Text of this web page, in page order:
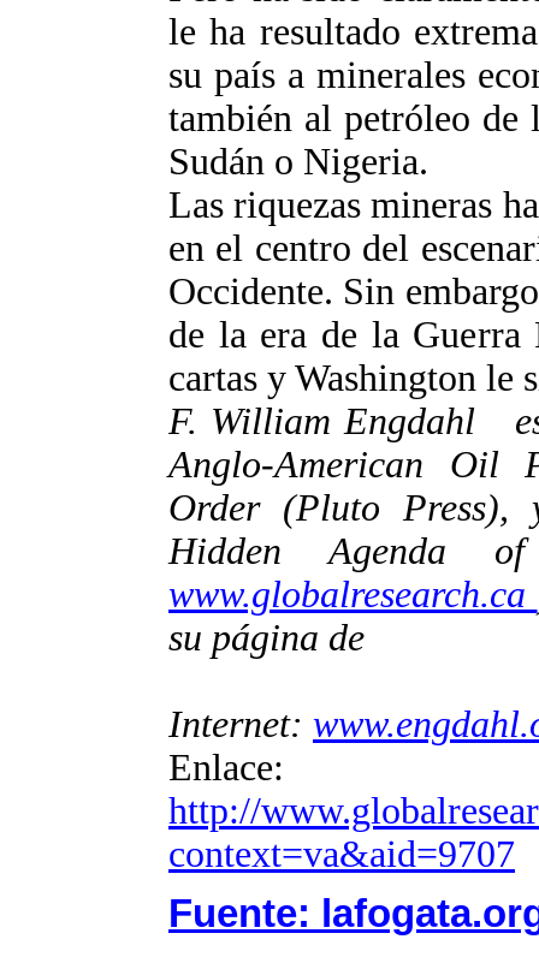
le ha resultado
su país a minerales
también al petróleo de
Sudán o Nigeria.
Las riquezas mineras
en el centro del
Occidente. Sin
de la era de la Guerra
cartas y Washington le
F. William Engdahl
Anglo-American Oil
Order (Pluto Press),
Hidden Agenda
www.globalresearch.ca
su página de
Internet:
Enlace:
http://
context=va&aid=9707
Fuente: